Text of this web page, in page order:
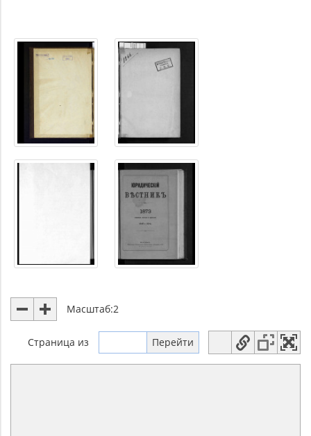
Масштаб:2
Страница из